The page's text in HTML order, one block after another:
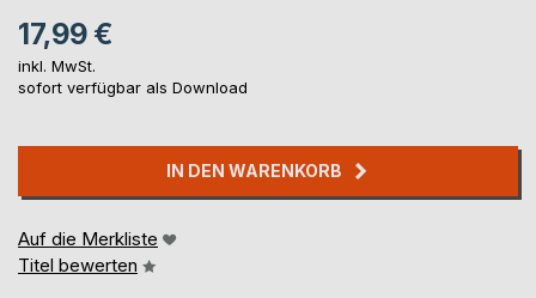
17,99 €
inkl. MwSt.
sofort verfügbar als Download
IN DEN WARENKORB
Auf die Merkliste
Titel bewerten